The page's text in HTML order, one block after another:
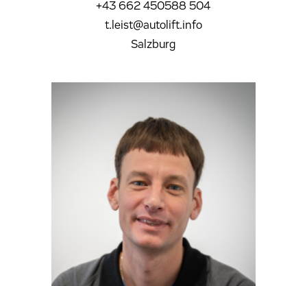
+43 662 450588 504
t.leist@autolift.info
Salzburg